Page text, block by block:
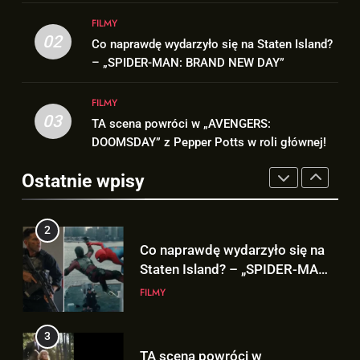
Staten Island? – „SPIDER-MAN:
BRAND NEW DAY”
FILMY
3
TA scena powróci w
Pepper Potts w roli głównej!
FILMY
4
Znamy szczegóły sceny z
modlitwą Thora do Odyna! –
„AVENGERS: DOOMSDAY”
5
Kit Connor dołączy do obsady
02
FILMY
Co naprawdę wydarzyło się na Staten Island?
– „SPIDER-MAN: BRAND NEW DAY”
03
FILMY
TA scena powróci w „AVENGERS:
DOOMSDAY” z Pepper Potts w roli głównej!
Ostatnie wpisy
5. sezon „THE WITCHER” na
Netflix NIE zadebiutuje w 2026
2
Co naprawdę wydarzyło się na
Staten Island? – „SPIDER-MAN:
BRAND NEW DAY”
FILMY
3
TA scena powróci w
„AVENGERS: DOOMSDAY” z
Pepper Potts w roli głównej!
FILMY
4
Znamy szczegóły sceny z